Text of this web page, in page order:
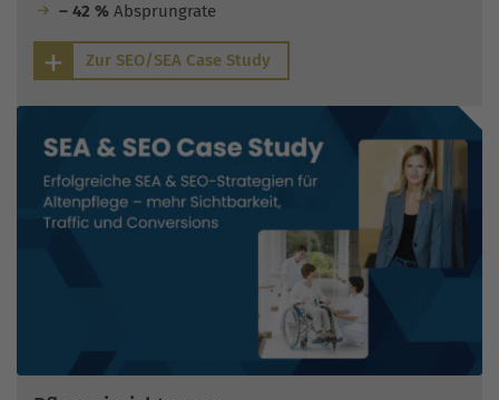
– 42 % Absprungrate
Zur SEO/SEA Case Study